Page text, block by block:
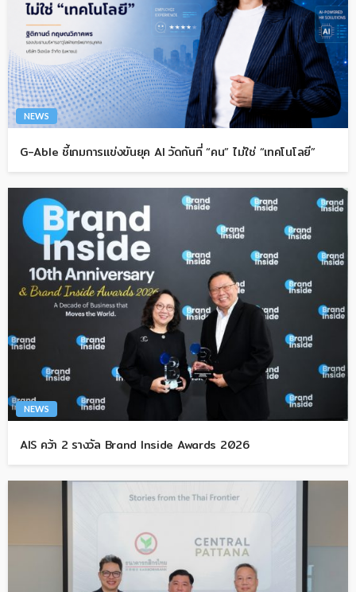
NEWS
G-Able ชี้เกมการแข่งขันยุค AI วัดกันที่ “คน” ไม่ใช่ “เทคโนโลยี”
NEWS
AIS คว้า 2 รางวัล Brand Inside Awards 2026